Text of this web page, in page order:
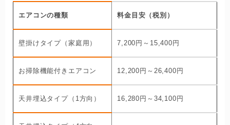
エアコンの種類 料金目安（税別）
壁掛けタイプ（家庭用） 7,200円～15,400円
お掃除機能付きエアコン 12,200円～26,400円
天井埋込タイプ（1方向） 16,280円～34,100円